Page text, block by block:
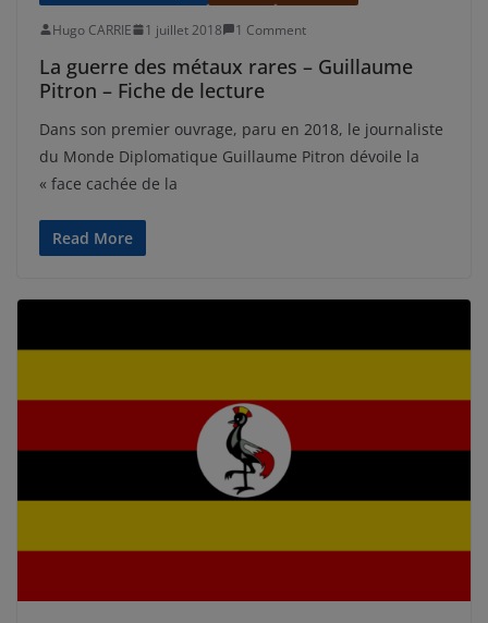
Hugo CARRIE 1 juillet 2018 1 Comment
La guerre des métaux rares – Guillaume
Pitron – Fiche de lecture
Dans son premier ouvrage, paru en 2018, le journaliste
du Monde Diplomatique Guillaume Pitron dévoile la
« face cachée de la
Read More